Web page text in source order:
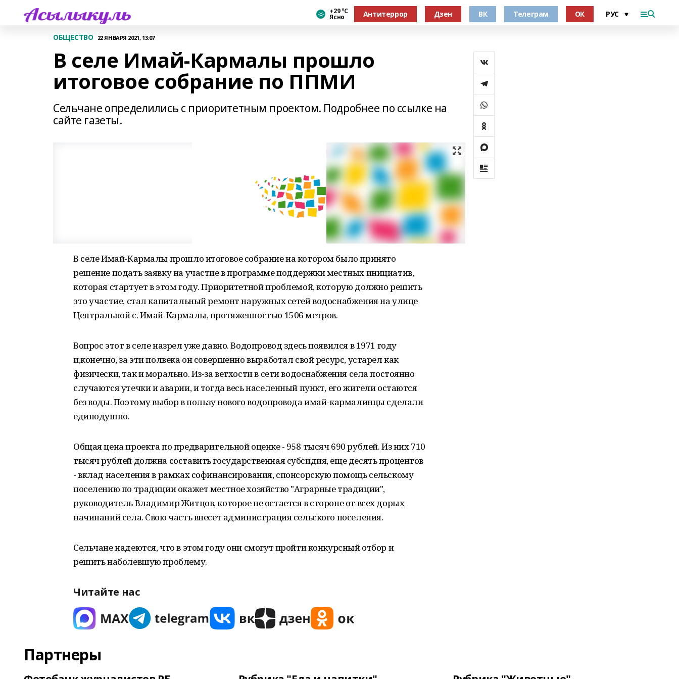
+29 °С
Ясно Антитеррор Дзен ВК Телеграм ОК
ОБЩЕСТВО 22 ЯНВАРЯ 2021, 13:07
В селе Имай-Кармалы прошло
итоговое собрание по ППМИ
Сельчане определились с приоритетным проектом. Подробнее по ссылке на
сайте газеты.
В селе Имай-Кармалы прошло итоговое собрание на котором было принято
решение подать заявку на участие в программе поддержки местных инициатив,
которая стартует в этом году. Приоритетной проблемой, которую должно решить
это участие, стал капитальный ремонт наружных сетей водоснабжения на улице
Центральной с. Имай-Кармалы, протяженностью 1506 метров.
Вопрос этот в селе назрел уже давно. Водопровод здесь появился в 1971 году
и,конечно, за эти полвека он совершенно выработал свой ресурс, устарел как
физически, так и морально. Из-за ветхости в сети водоснабжения села постоянно
случаются утечки и аварии, и тогда весь населенный пункт, его жители остаются
без воды. Поэтому выбор в пользу нового водопровода имай-кармалинцы сделали
единодушно.
Общая цена проекта по предварительной оценке - 958 тысяч 690 рублей. Из них 710
тысяч рублей должна составить государственная субсидия, еще десять процентов
- вклад населения в рамках софинансирования, спонсорскую помощь сельскому
поселению по традиции окажет местное хозяйство "Аграрные традиции",
руководитель Владимир Житцов, которое не остается в стороне от всех дорых
начинаний села. Свою часть внесет администрация сельского поселения.
Сельчане надеются, что в этом году они смогут пройти конкурсный отбор и
решить наболевшую проблему.
Читайте нас
Партнеры